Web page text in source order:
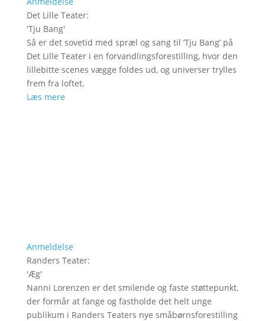
Det Lille Teater:
'Tju Bang'
Så er det sovetid med spræl og sang til ’Tju Bang’ på
Det Lille Teater i en forvandlingsforestilling, hvor den
lillebitte scenes vægge foldes ud, og universer trylles
frem fra loftet.
Læs mere
Anmeldelse
Randers Teater:
'Æg'
Nanni Lorenzen er det smilende og faste støttepunkt,
der formår at fange og fastholde det helt unge
publikum i Randers Teaters nye småbørnsforestilling